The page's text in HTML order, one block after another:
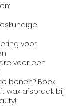
voor
voor een
benen? Boek
wax afspraak bij